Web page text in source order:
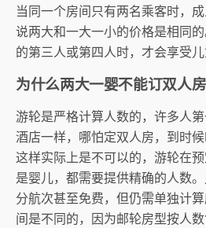
当同一个房间只有两名乘客时，
说两大和一大一小的价格是相同
的第三人或第四人时，才会享受儿
为什么两大一婴不能订双人房
游轮是严格计算人数的，许多人
酒店一样，哪怕定双人房，到时候
这样实际上是不可以的，游轮在
是婴儿，都需要提供精确的人数
分航次甚至免费，但仍需单独计
间是不同的，因为邮轮房型按人